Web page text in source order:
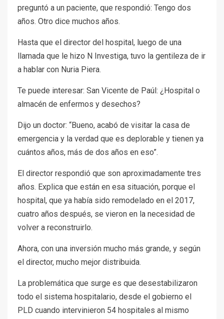
preguntó a un paciente, que respondió: Tengo dos
años. Otro dice muchos años.
Hasta que el director del hospital, luego de una
llamada que le hizo N Investiga, tuvo la gentileza de ir
a hablar con Nuria Piera.
Te puede interesar: San Vicente de Paúl: ¿Hospital o
almacén de enfermos y desechos?
Dijo un doctor: “Bueno, acabó de visitar la casa de
emergencia y la verdad que es deplorable y tienen ya
cuántos años, más de dos años en eso”.
El director respondió que son aproximadamente tres
años. Explica que están en esa situación, porque el
hospital, que ya había sido remodelado en el 2017,
cuatro años después, se vieron en la necesidad de
volver a reconstruirlo.
Ahora, con una inversión mucho más grande, y según
el director, mucho mejor distribuida.
La problemática que surge es que desestabilizaron
todo el sistema hospitalario, desde el gobierno el
PLD cuando intervinieron 54 hospitales al mismo